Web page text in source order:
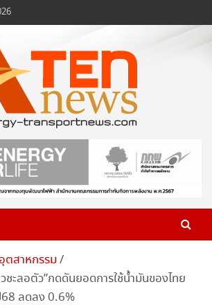
news.com
ม
ตสาหกรรม
ชะลอตัว”กดดันยอดการใช้น้ำมันของไทย
ลดลง 0.6%